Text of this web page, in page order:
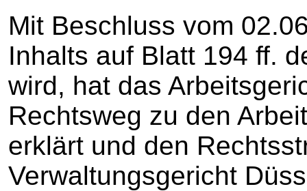
Mit Beschluss vom
Inhalts auf Blatt 194 ff.
wird, hat das
Rechtsweg zu den
erklärt und den
Verwaltungsgericht